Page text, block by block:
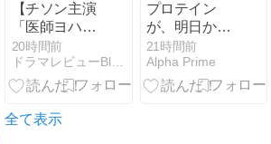
【チソン主演
「医師ヨハ
ン」第１話～
１５話 出会い
は監獄】
20時間前
プロテイン
が、明日から
テーブルに上
がらない
21時間前
Alpha Prime
全て表示